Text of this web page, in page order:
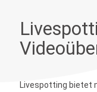
Livespotting bietet